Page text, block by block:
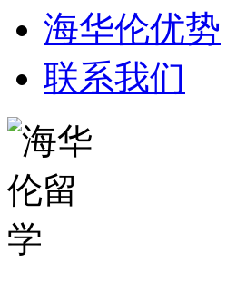
海华伦优势
联系我们